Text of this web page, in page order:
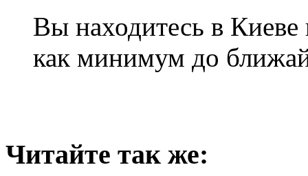
Вы находитесь в
как минимум до
Читайте так же: